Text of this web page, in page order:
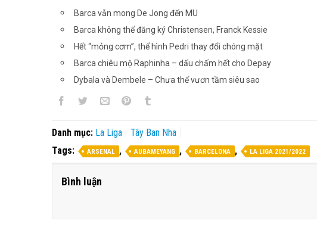
Barca vẫn mong De Jong đến MU
Barca không thể đăng ký Christensen, Franck Kessie
Hết “mỏng cơm”, thể hình Pedri thay đổi chóng mặt
Barca chiêu mộ Raphinha – dấu chấm hết cho Depay
Dybala và Dembele – Chưa thể vươn tầm siêu sao
Danh mục: La Liga
Tây Ban Nha
Tags:
ARSENAL , AUBAMEYANG , BARCELONA , LA LIGA 2021/2022
Bình luận